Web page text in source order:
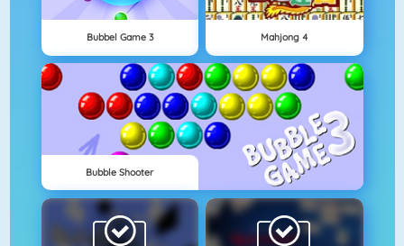
Bubbel Game 3 Mahjong 4
Bubble Shooter